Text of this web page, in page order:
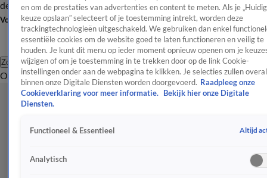
de redactieNieuwsbrief
Volg Shownieuws
Zoeken
OverzichtEntertainmentSpraakmakendRealityCrimeVideo's
en om de prestaties van advertenties en content te meten. Als je
keuze opslaan” selecteert of je toestemming intrekt, worden deze
trackingtechnologieën uitgeschakeld. We gebruiken dan enkel
essentiële cookies om de website goed te laten functioneren en veilig te
houden. Je kunt dit menu op ieder moment opnieuw openen om je
wijzigen of om je toestemming in te trekken door op de link Cookie-
instellingen onder aan de webpagina te klikken. Je selecties zullen overal
binnen onze Digitale Diensten worden doorgevoerd. Raadpleeg onze
Cookieverklaring voor meer informatie.
Bekijk hier onze Digitale
Diensten.
Functioneel & Essentieel Altijd
Analytisch